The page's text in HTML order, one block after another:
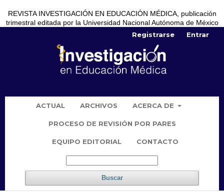
REVISTA INVESTIGACIÓN EN EDUCACIÓN MÉDICA, publicación
trimestral editada por la Universidad Nacional Autónoma de México
ACTUAL ARCHIVOS ACERCA DE
PROCESO DE REVISIÓN POR PARES
EQUIPO EDITORIAL CONTACTO
Buscar
Registrarse Entrar